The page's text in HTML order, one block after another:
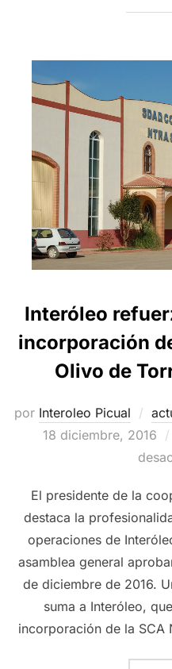
Interóleo
incorporación
Olivo de
por Interoleo Picual
Publicado
18 diciembre, 2016
El presidente de la
destaca la
operaciones de
asamblea general
de diciembre de 2016.
suma a Interóleo,
incorporación de la SCA